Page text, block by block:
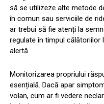
să se utilizeze alte metode
în comun sau serviciile de
ar trebui să fie atenți la
regulate în timpul călătoriilor
alertă.
Monitorizarea propriului
esențială. Dacă apar
volan, cum ar fi vedere